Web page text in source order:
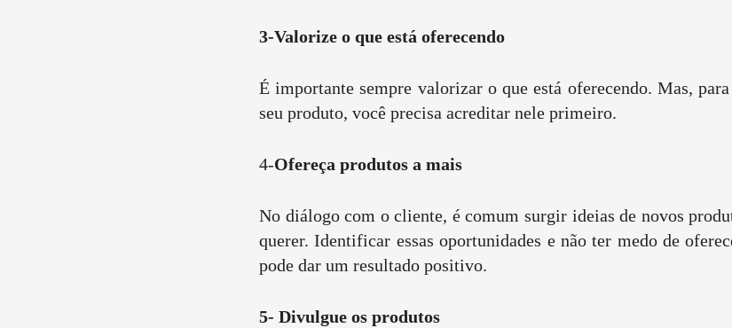
3-Valorize o que está oferecendo
É importante sempre valorizar o que está oferecendo. Mas,
seu produto, você precisa acreditar nele primeiro.
4-Ofereça produtos a mais
No diálogo com o cliente, é comum surgir ideias de novos
querer. Identificar essas oportunidades e não ter medo de
pode dar um resultado positivo.
5- Divulgue os produtos